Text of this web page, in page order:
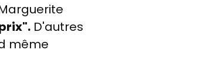
D'autres
même